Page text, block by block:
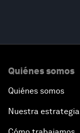
Quiénes somos
Quiénes somos
Nuestra estrategia